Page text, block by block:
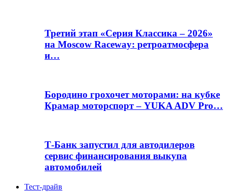
Третий этап «Серия Классика – 2026»
на Moscow Raceway: ретроатмосфера
и…
Бородино грохочет моторами: на кубке
Крамар моторспорт – YUKA ADV Pro…
Т-Банк запустил для автодилеров
сервис финансирования выкупа
автомобилей
Тест-драйв